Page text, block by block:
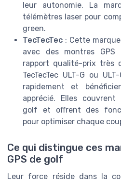
leur autonomie. La
télémètres laser pour
green.
TecTecTec : Cette
avec des montres
rapport qualité-prix très
TecTecTec ULT-G ou
rapidement et
apprécié. Elles
golf et offrent des
pour optimiser chaque
Ce qui distingue ces
GPS de golf
Leur force réside dans la